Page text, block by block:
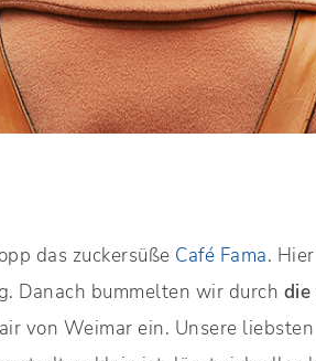
das zuckersüße Café Fama.
Danach bummelten wir durch die
von Weimar ein. Unsere